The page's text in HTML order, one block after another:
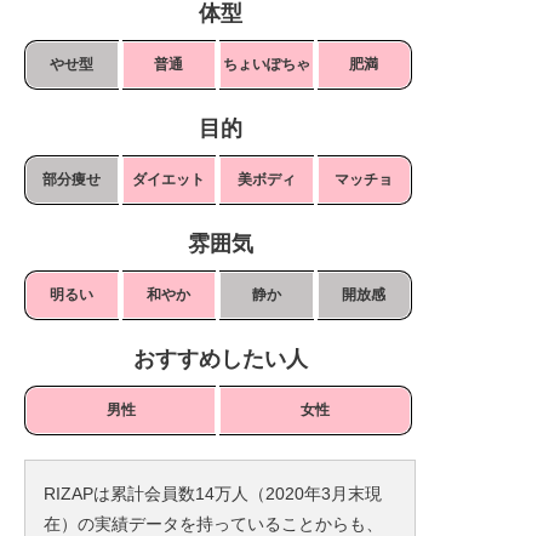
体型
やせ型 普通 ちょいぽちゃ 肥満
目的
部分痩せ ダイエット 美ボディ マッチョ
雰囲気
明るい 和やか 静か 開放感
おすすめしたい人
男性 女性
RIZAPは累計会員数14万人（2020年3月末現
在）の実績データを持っていることからも、